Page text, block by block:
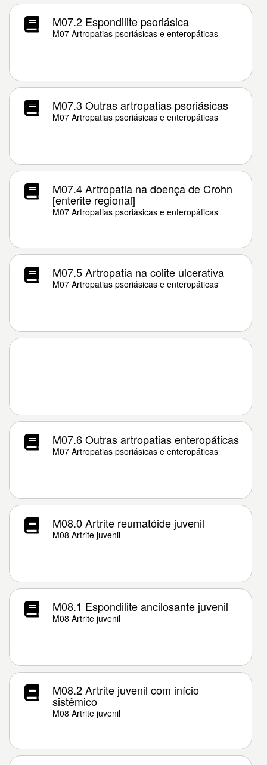
M07.2 Espondilite psoriásica
M07 Artropatias psoriásicas e enteropáticas
M07.3 Outras artropatias psoriásicas
M07 Artropatias psoriásicas e enteropáticas
M07.4 Artropatia na doença de Crohn
[enterite regional]
M07 Artropatias psoriásicas e enteropáticas
M07.5 Artropatia na colite ulcerativa
M07 Artropatias psoriásicas e enteropáticas
M07.6 Outras artropatias enteropáticas
M07 Artropatias psoriásicas e enteropáticas
M08.0 Artrite reumatóide juvenil
M08 Artrite juvenil
M08.1 Espondilite ancilosante juvenil
M08 Artrite juvenil
M08.2 Artrite juvenil com início
sistêmico
M08 Artrite juvenil